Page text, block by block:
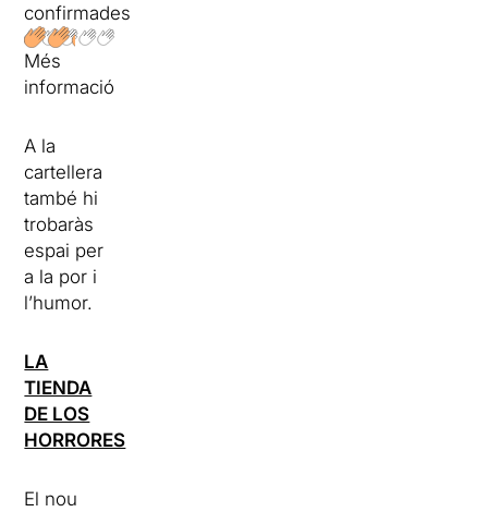
confirmades
Més
informació
A la
cartellera
també hi
trobaràs
espai per
a la por i
l’humor.
LA
TIENDA
DE LOS
HORRORES
El nou